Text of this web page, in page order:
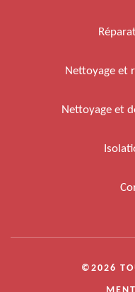
Nettoyage et
Nettoyage et
©2026